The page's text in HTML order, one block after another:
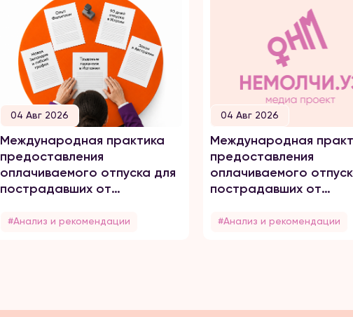
04 Авг 2026
Международная практика
предоставления
оплачиваемого отпуска для
пострадавших от
#Анализ и рекомендации
04 Авг 2026
Международная
предоставления
оплачиваемого
пострадавших от
#Анализ и рекомендации